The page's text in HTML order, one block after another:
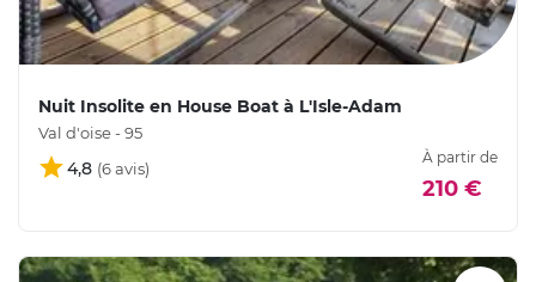
Nuit Insolite en House Boat à L'Isle-Adam
Val d'oise - 95
4,8
À partir de
210 €